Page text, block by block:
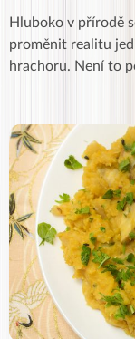
Hluboko v přírodě
proměnit realitu
hrachoru. Není to